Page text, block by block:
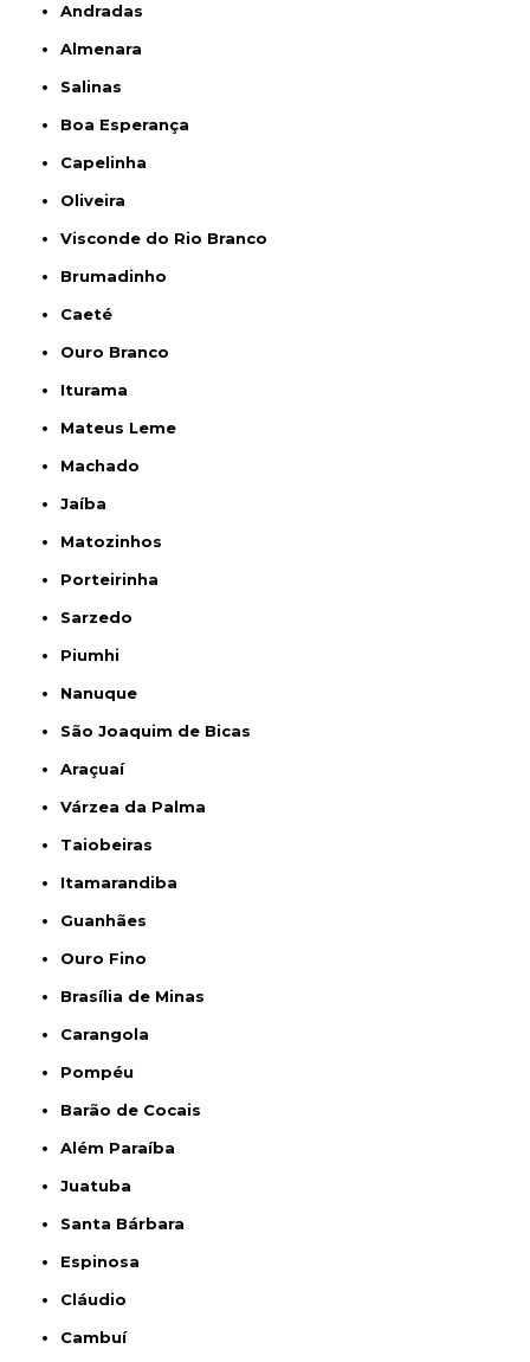
Andradas
Almenara
Salinas
Boa Esperança
Capelinha
Oliveira
Visconde do Rio Branco
Brumadinho
Caeté
Ouro Branco
Iturama
Mateus Leme
Machado
Jaíba
Matozinhos
Porteirinha
Sarzedo
Piumhi
Nanuque
São Joaquim de Bicas
Araçuaí
Várzea da Palma
Taiobeiras
Itamarandiba
Guanhães
Ouro Fino
Brasília de Minas
Carangola
Pompéu
Barão de Cocais
Além Paraíba
Juatuba
Santa Bárbara
Espinosa
Cláudio
Cambuí